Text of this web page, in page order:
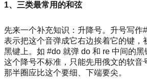
1、三类最常用的和弦
先来一个补充知识：升降号。升号写作
表示把这个音弹成它右边挨着它的键，
黑键上。如 #do 就弹 do 和 re 中间的黑
这个降号不标准，只能先用俄文的软音
那半圈应比这个要细、下端要尖。